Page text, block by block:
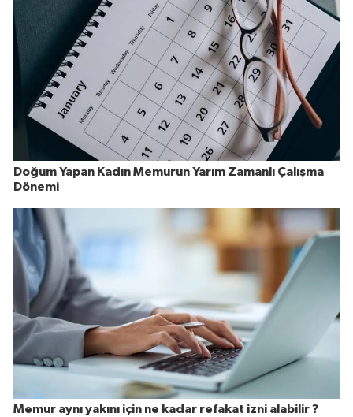
Doğum Yapan Kadın Memurun Yarım Zamanlı Çalışma
Dönemi
Memur aynı yakını için ne kadar refakat izni alabilir ?